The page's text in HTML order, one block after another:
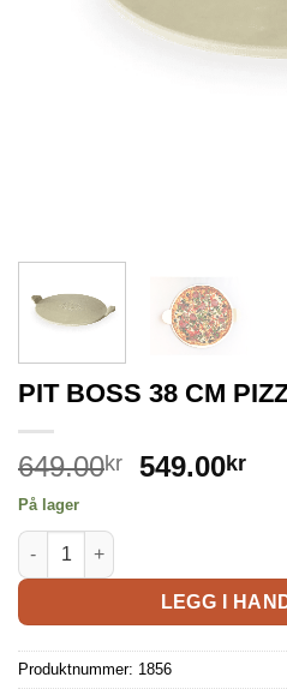
PIT BOSS 38 CM
649.00kr 549.00kr
På lager
LEGG I
Produktnummer: 1856